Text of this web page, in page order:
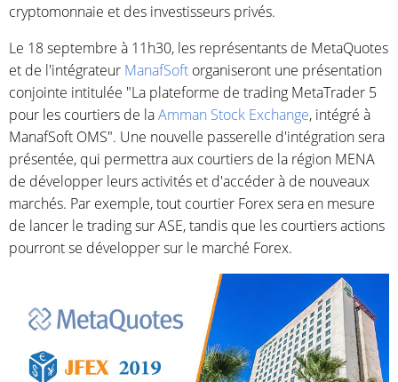
cryptomonnaie et des investisseurs privés.
Le 18 septembre à 11h30, les représentants de MetaQuotes
et de l'intégrateur ManafSoft organiseront une présentation
conjointe intitulée "La plateforme de trading MetaTrader 5
pour les courtiers de laAmman Stock Exchange, intégré à
ManafSoft OMS". Une nouvelle passerelle d'intégration sera
présentée, qui permettra aux courtiers de la région MENA
de développer leurs activités et d'accéder à de nouveaux
marchés. Par exemple, tout courtier Forex sera en mesure
de lancer le trading sur ASE, tandis que les courtiers actions
pourront se développer sur le marché Forex.